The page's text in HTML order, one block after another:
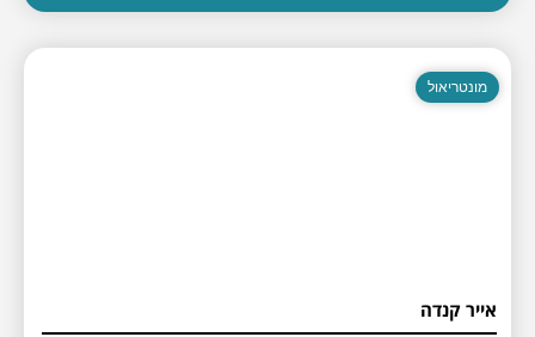
מונטריאול
אייר קנדה